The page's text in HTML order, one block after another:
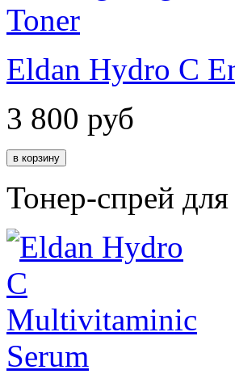
Eldan Hydro C
3 800 руб
Тонер-спрей